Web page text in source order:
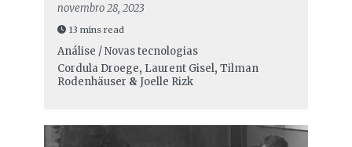
novembro 28, 2023
13 mins read
Análise / Novas tecnologias
Cordula Droege, Laurent Gisel, Tilman
Rodenhäuser & Joelle Rizk